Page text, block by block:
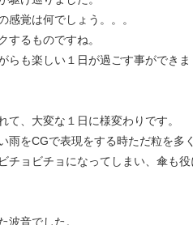
感覚は何でしょう。。。
するものですね。
らも楽しい１日が過ごす事ができ
て、大変な１日に様変わりです。
雨をCGで表現をする時ただ粒を多
チョビチョになってしまい、傘も
波音でした。